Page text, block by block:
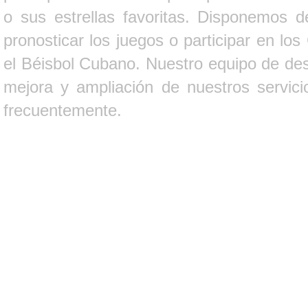
o sus estrellas favoritas. Disponemos
pronosticar los juegos o participar en
el Béisbol Cubano. Nuestro equipo de
mejora y ampliación de nuestros
frecuentemente.